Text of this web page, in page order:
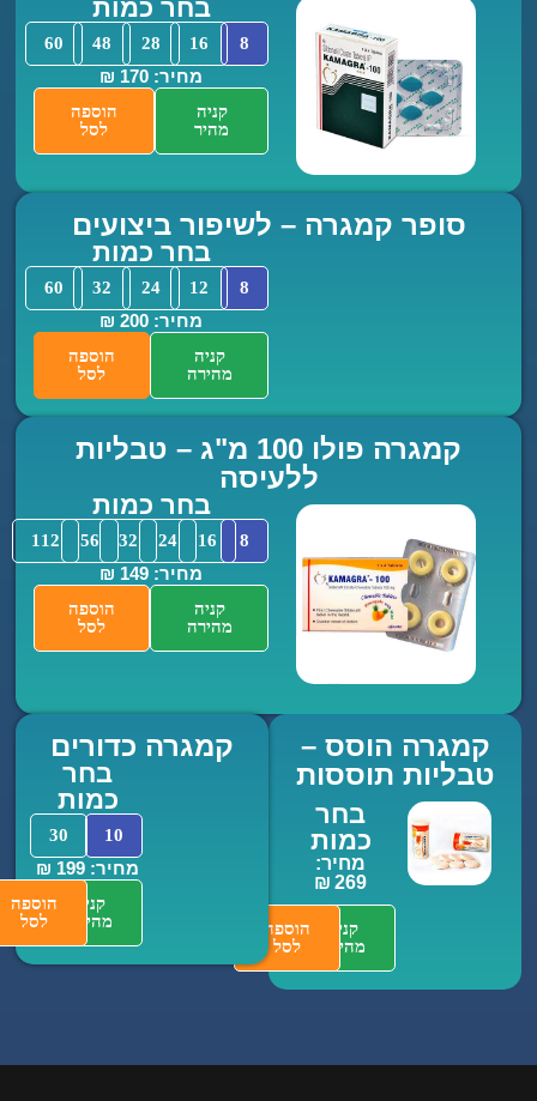
בחר כמות
8
28
48
60
הוספה
קמגרה – לשיפור ביצועים
בחר כמות
24
32
60
הוספה
לסל
קמגרה פולו 100 מ"ג – טבליות
ללעיסה
בחר כמות
24
32
56
112
מהירה
הוספה
לסל
הוסס –
תוססות
בחר
כמות
מחיר:
269 ₪
הוספה
לסל
קמגרה כדורים
הוספה
לסל